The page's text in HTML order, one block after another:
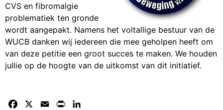
CVS en fibromalgie
problematiek ten gronde
wordt aangepakt. Namens het voltallige bestuur van de
WUCB danken wij iedereen die mee geholpen heeft om
van deze petitie een groot succes te maken. We houden
jullie op de hoogte van de uitkomst van dit initiatief.
Facebook Email Print